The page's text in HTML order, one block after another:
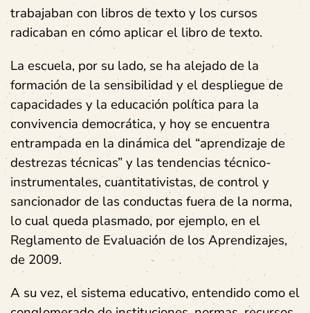
trabajaban con libros de texto y los cursos
radicaban en cómo aplicar el libro de texto.
La escuela, por su lado, se ha alejado de la
formación de la sensibilidad y el despliegue de
capacidades y la educación política para la
convivencia democrática, y hoy se encuentra
entrampada en la dinámica del “aprendizaje de
destrezas técnicas” y las tendencias técnico-
instrumentales, cuantitativistas, de control y
sancionador de las conductas fuera de la norma,
lo cual queda plasmado, por ejemplo, en el
Reglamento de Evaluación de los Aprendizajes,
de 2009.
A su vez, el sistema educativo, entendido como el